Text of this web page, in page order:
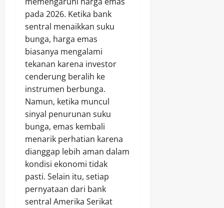
pada 2026. Ketika bank
sentral menaikkan suku
bunga, harga emas
biasanya mengalami
tekanan karena investor
cenderung beralih ke
instrumen berbunga.
Namun, ketika muncul
sinyal penurunan suku
bunga, emas kembali
menarik perhatian karena
dianggap lebih aman dalam
kondisi ekonomi tidak
pasti. Selain itu, setiap
pernyataan dari bank
sentral Amerika Serikat